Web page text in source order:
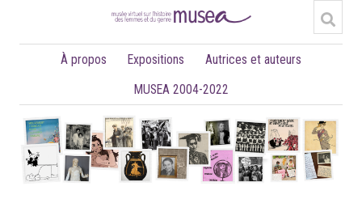
À propos Expositions
Autrices et auteurs
MUSEA 2004-2022